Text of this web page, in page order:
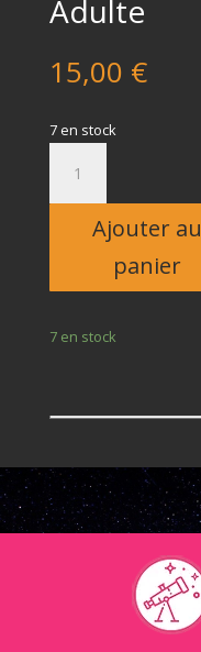
Adulte
15,00 €
7 en stock
Adulte
Ajouter au
panier
7 en stock